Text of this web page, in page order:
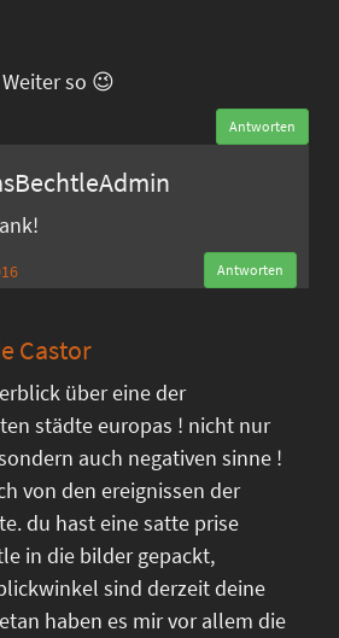
so 😉
Antworten
Antworten
Castor
über eine der
städte europas ! nicht nur
auch negativen sinne !
von den ereignissen der
du hast eine satte prise
in die bilder gepackt,
sind derzeit deine
haben es mir vor allem die